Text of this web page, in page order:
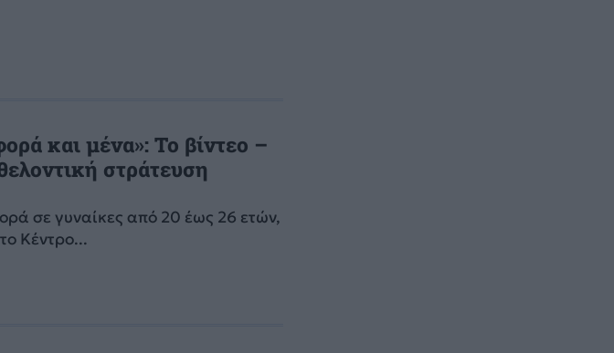
και μένα»: Το βίντεο –
στράτευση
σε γυναίκες από 20 έως 26 ετών,
Κέντρο...